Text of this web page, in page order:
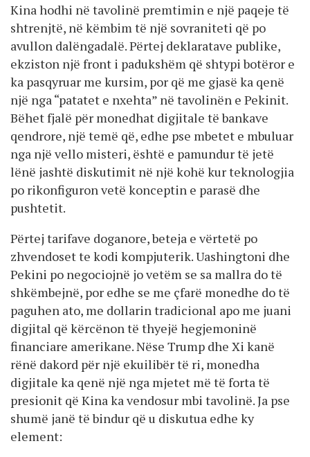
Kina hodhi në tavolinë premtimin e një paqeje të
shtrenjtë, në këmbim të një sovraniteti që po
avullon dalëngadalë. Përtej deklaratave publike,
ekziston një front i padukshëm që shtypi botëror e
ka pasqyruar me kursim, por që me gjasë ka qenë
një nga “patatet e nxehta” në tavolinën e Pekinit.
Bëhet fjalë për monedhat digjitale të bankave
qendrore, një temë që, edhe pse mbetet e mbuluar
nga një vello misteri, është e pamundur të jetë
lënë jashtë diskutimit në një kohë kur teknologjia
po rikonfiguron vetë konceptin e parasë dhe
pushtetit.
Përtej tarifave doganore, beteja e vërtetë po
zhvendoset te kodi kompjuterik. Uashingtoni dhe
Pekini po negociojnë jo vetëm se sa mallra do të
shkëmbejnë, por edhe se me çfarë monedhe do të
paguhen ato, me dollarin tradicional apo me juani
digjital që kërcënon të thyejë hegjemoninë
financiare amerikane. Nëse Trump dhe Xi kanë
rënë dakord për një ekuilibër të ri, monedha
digjitale ka qenë një nga mjetet më të forta të
presionit që Kina ka vendosur mbi tavolinë. Ja pse
shumë janë të bindur që u diskutua edhe ky
element: